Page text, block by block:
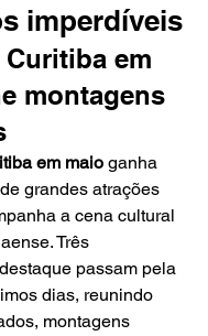
imperdíveis
Curitiba em
montagens
em maio ganha
grandes atrações
a cena cultural
Três
passam pela
dias, reunindo
montagens